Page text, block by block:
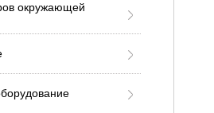
окружающей